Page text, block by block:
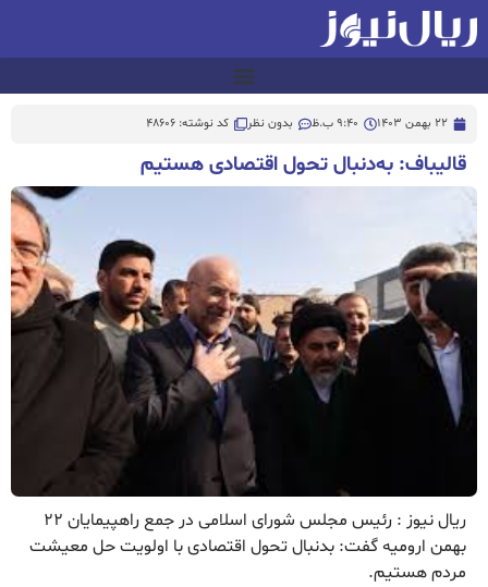
22 بهمن 1403 9:40 ب.ظ بدون نظر کد نوشته: 48606
قالیباف: به‌دنبال تحول اقتصادی هستیم
ریال نیوز : رئیس مجلس شورای اسلامی در جمع راهپیمایان ۲۲
بهمن ارومیه گفت: بدنبال تحول اقتصادی با اولویت حل معیشت
مردم هستیم.